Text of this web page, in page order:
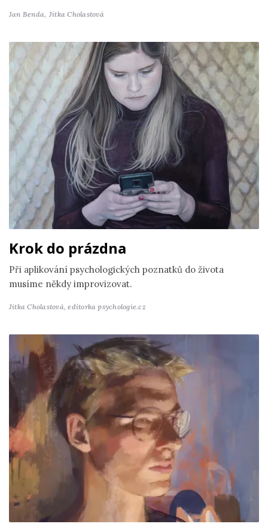
Jan Benda, Jitka Cholastová
Krok do prázdna
Při aplikování psychologických poznatků do života
musíme někdy improvizovat.
Jitka Cholastová,editorka psychologie.cz